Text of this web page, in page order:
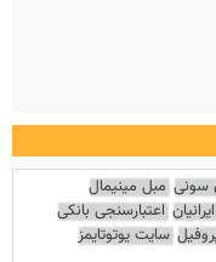
سونی مبل مینیمال
اعتبارسنجی بانکی
سایت یوتوتایمز